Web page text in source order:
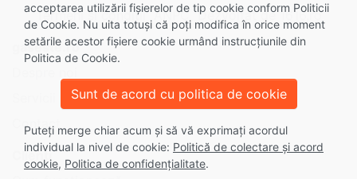
Termeni și condiții ANPC Dezvoltat de1616.ro
gaseste.ro
Contact
Clienți
acceptarea utilizării fişierelor de tip cookie conform Politicii
de Cookie. Nu uita totuși că poți modifica în orice moment
setările acestor fişiere cookie urmând instrucțiunile din
Politica de Cookie.
Sunt de acord cu politica de cookie
Puteți merge chiar acum și să vă exprimați acordul
individual la nivel de cookie: Politică de colectare și acord
cookie, Politica de confidențialitate.